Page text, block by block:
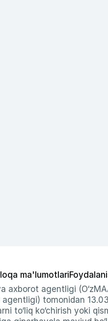
ma'lumotlari
axborot agentligi
tomonidan
to‘liq ko‘chirish yoki